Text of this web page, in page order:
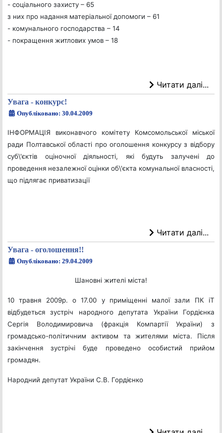
- соціального захисту – 65
з них про надання матеріальної допомоги – 61
- комунального господарства – 14
- покращення житлових умов – 18
Читати далі...
Увага - конкурс!
Опубліковано: 30.04.2009
ІНФОРМАЦІЯ виконавчого комітету Комсомольської міської
ради Полтавської області про оголошення конкурсу з відбору
суб\'єктів оціночної діяльності, які будуть залучені до
проведення незалежної оцінки об\'єкта комунальної власності,
що підлягає приватизації
Читати далі...
Увага - оголошення!!
Опубліковано: 29.04.2009
Шановні жителі міста!
10 травня 2009р. о 17.00 у приміщенні малої зали ПК іТ
відбудеться зустріч народного депутата України Гордієнка
Сергія Володимировича (фракція Компартії України) з
громадсько-політичним активом та жителями міста. Після
закінчення зустрічі буде проведено особистий прийом
громадян.
Народний депутат України С.В. Гордієнко